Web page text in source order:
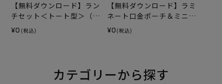
【無料ダウンロード】ラン
チセット＜トート型＞（レ
シピ）
¥0 (税込)
【無料ダウンロード】ラミ
ネート口金ポーチ＆ミニト
ートバッグ（レシピ）
¥0 (税込)
カテゴリーから探す